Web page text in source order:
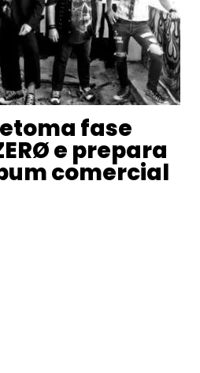
fase
e prepara
comercial